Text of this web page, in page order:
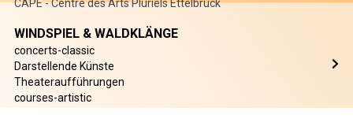
CAPE - Centre des Arts Pluriels Ettelbruck
WINDSPIEL & WALDKLÄNGE
concerts-classic
Darstellende Künste
Theateraufführungen
courses-artistic